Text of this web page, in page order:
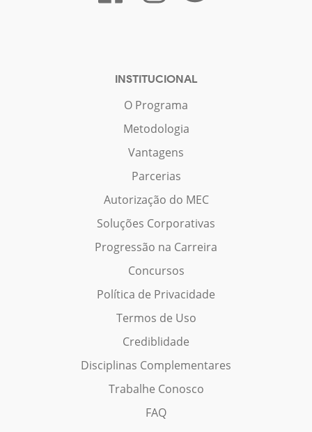
INSTITUCIONAL
O Programa
Metodologia
Vantagens
Parcerias
Autorização do MEC
Soluções Corporativas
Progressão na Carreira
Concursos
Política de Privacidade
Termos de Uso
Crediblidade
Disciplinas Complementares
Trabalhe Conosco
FAQ